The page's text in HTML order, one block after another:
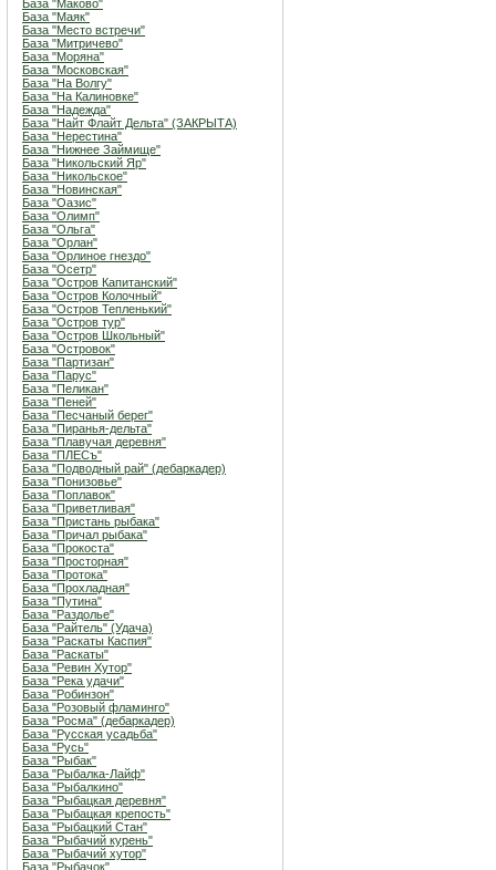
База "Маково"
База "Маяк"
База "Место встречи"
База "Митричево"
База "Моряна"
База "Московская"
База "На Волгу"
База "На Калиновке"
База "Надежда"
База "Найт Флайт Дельта" (ЗАКРЫТА)
База "Нерестина"
База "Нижнее Займище"
База "Никольский Яр"
База "Никольское"
База "Новинская"
База "Оазис"
База "Олимп"
База "Ольга"
База "Орлан"
База "Орлиное гнездо"
База "Осетр"
База "Остров Капитанский"
База "Остров Колочный"
База "Остров Тепленький"
База "Остров тур"
База "Остров Школьный"
База "Островок"
База "Партизан"
База "Парус"
База "Пеликан"
База "Пеней"
База "Песчаный берег"
База "Пиранья-дельта"
База "Плавучая деревня"
База "ПЛЕСъ"
База "Подводный рай" (дебаркадер)
База "Понизовье"
База "Поплавок"
База "Приветливая"
База "Пристань рыбака"
База "Причал рыбака"
База "Прокоста"
База "Просторная"
База "Протока"
База "Прохладная"
База "Путина"
База "Раздолье"
База "Райтель" (Удача)
База "Раскаты Каспия"
База "Раскаты"
База "Ревин Хутор"
База "Река удачи"
База "Робинзон"
База "Розовый фламинго"
База "Росма" (дебаркадер)
База "Русская усадьба"
База "Русь"
База "Рыбак"
База "Рыбалка-Лайф"
База "Рыбалкино"
База "Рыбацкая деревня"
База "Рыбацкая крепость"
База "Рыбацкий Стан"
База "Рыбачий курень"
База "Рыбачий хутор"
База "Рыбачок"